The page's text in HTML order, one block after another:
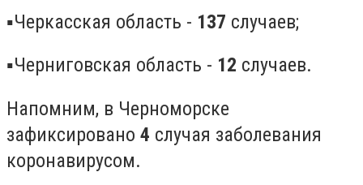
▪️Черкасская область - 137 случаев;
▪️Черниговская область - 12 случаев.
Напомним, в Черноморске
зафиксировано 4 случая заболевания
коронавирусом.